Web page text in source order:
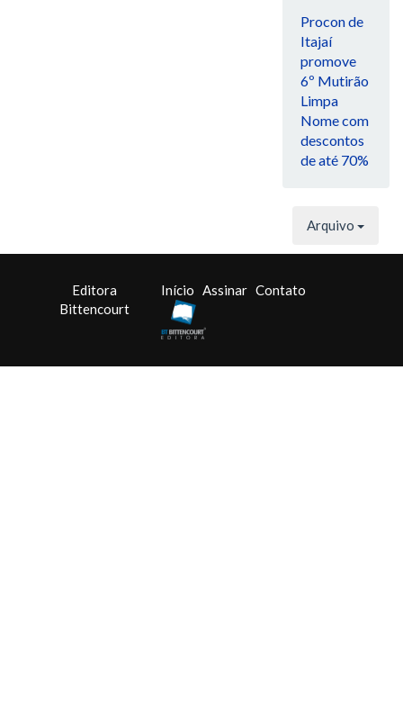
Procon de
Itajaí
promove
6º Mutirão
Limpa
Nome com
descontos
de até 70%
Arquivo
Editora
Bittencourt
Início Assinar Contato